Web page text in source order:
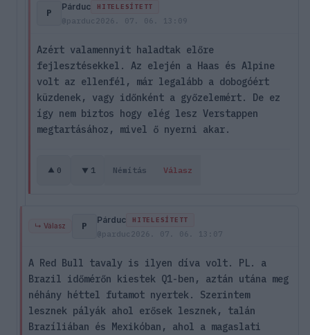
P
Párduc HITELESÍTETT
@parduc 2026. 07. 06. 13:09
Azért valamennyit haladtak előre
fejlesztésekkel. Az elején a Haas és Alpine
volt az ellenfél, már legalább a dobogóért
küzdenek, vagy időnként a győzelemért. De ez
így nem biztos hogy elég lesz Verstappen
megtartásához, mivel ő nyerni akar.
0 1 Némítás Válasz
↳ Válasz P
Párduc HITELESÍTETT
@parduc 2026. 07. 06. 13:07
A Red Bull tavaly is ilyen díva volt. PL. a
Brazil időmérőn kiestek Q1-ben, aztán utána meg
néhány héttel futamot nyertek. Szerintem
lesznek pályák ahol erősek lesznek, talán
Brazíliában és Mexikóban, ahol a magaslati